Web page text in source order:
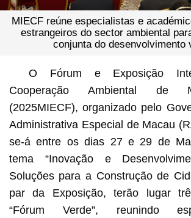
MIECF reúne especialistas e
estrangeiros do sector ambiental
conjunta do desenvolvimento
O Fórum e Exposição
Cooperação Ambiental de
(2025MIECF), organizado pelo
Administrativa Especial de Macau
se-á entre os dias 27 e 29 de
tema “Inovação e
Soluções para a Construção de
par da Exposição, terão lugar
“Fórum Verde”, reunindo